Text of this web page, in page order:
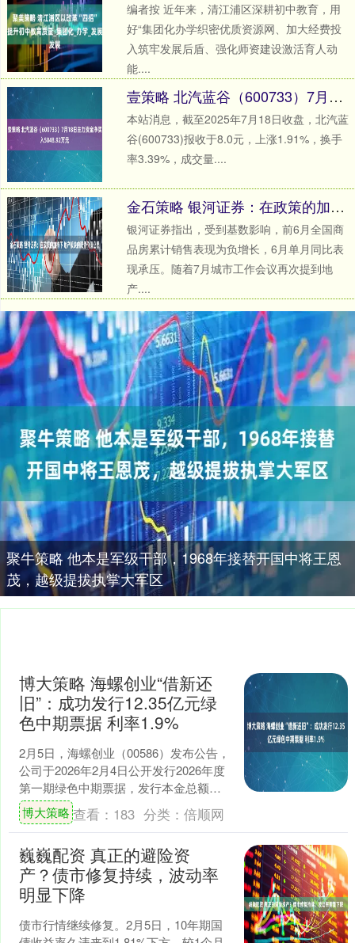
编者按 近年来，清江浦区深耕初中教育，用
好“集团化办学织密优质资源网、加大经费投
入筑牢发展后盾、强化师资建设激活育人动
能....
壹策略 北汽蓝谷（600733）7月18日主力资金净买入5848.92万元
本站消息，截至2025年7月18日收盘，北汽蓝
谷(600733)报收于8.0元，上涨1.91%，换手
率3.39%，成交量....
金石策略 银河证券：在政策的加持下 地产板块的配置价值凸显
银河证券指出，受到基数影响，前6月全国商
品房累计销售表现为负增长，6月单月同比表
现承压。随着7月城市工作会议再次提到地
产....
聚牛策略 他本是军级干部，1968年接替开国中将王恩
茂，越级提拔执掌大军区
博大策略 海螺创业“借新还
旧”：成功发行12.35亿元绿
色中期票据 利率1.9%
2月5日，海螺创业（00586）发布公告，
公司于2026年2月4日公开发行2026年度
第一期绿色中期票据，发行本金总额为
12.35亿元，票面利率为1.9%，为期....
博大策略查看： 183 分类： 倍顺网
巍巍配资 真正的避险资
产？债市修复持续，波动率
明显下降
债市行情继续修复。2月5日，10年期国